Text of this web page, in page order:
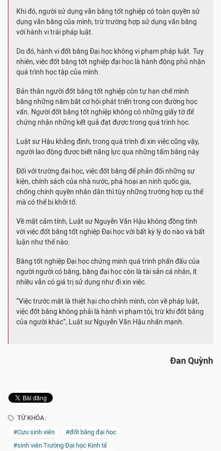
Khi đó, người sử dụng văn bằng tốt nghiệp có toàn quyền sử
dụng văn bằng của mình, trừ trường hợp sử dụng văn bằng
với hành vi trái pháp luật.
Do đó, hành vi đốt bằng Đại học không vi phạm pháp luật. Tuy
nhiên, việc đốt bằng tốt nghiệp đại học là hành động phủ nhận
quá trình học tập của mình.
Bản thân người đốt bằng tốt nghiệp còn tự hạn chế mình
bằng những nắm bắt cơ hội phát triển trong con đường học
vấn. Người đốt bằng tốt nghiệp không có những giấy tờ để
chứng nhận những kết quả đạt được trong quá trình học.
Luật sư Hậu khẳng định, trong quá trình đi xin việc cũng vậy,
người lao động được biết năng lực qua những tấm bằng này.
Đối với trường đại học, việc đốt bằng để phản đối những sự
kiện, chính sách của nhà nước, phá hoại an ninh quốc gia,
chống chính quyền nhân dân thì tùy những trường hợp cụ thể
mà có thể bị khởi tố.
Về mặt cảm tính, Luật sư Nguyễn Văn Hậu không đồng tình
với việc đốt bằng tốt nghiệp Đại học với bất kỳ lý do nào và bất
luận như thế nào.
Bằng tốt nghiệp Đại học chứng minh quá trình phấn đấu của
người người có bằng, bằng đại học còn là tài sản cá nhân, ít
nhiều vẫn có giá trị sử dụng như đi xin việc.
“Việc trước mắt là thiệt hại cho chính mình, còn về pháp luật,
việc đốt bằng không phải là hành vi phạm tội, trừ khi đốt bằng
của người khác”, Luật sư Nguyễn Văn Hậu nhấn mạnh.
Đan Quỳnh
TỪ KHÓA:
#Cựu sinh viên
#đốt bằng đại học
#sinh viên Trường Đại học Kinh tế